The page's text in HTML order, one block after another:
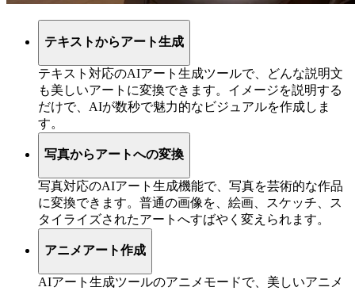
テキストからアート生成
テキスト対応のAIアート生成ツールで、どんな説明文
も美しいアートに変換できます。イメージを説明する
だけで、AIが数秒で魅力的なビジュアルを作成しま
す。
写真からアートへの変換
写真対応のAIアート生成機能で、写真を芸術的な作品
に変換できます。普通の画像を、絵画、スケッチ、ス
タイライズされたアートへすばやく変えられます。
アニメアート作成
AIアート生成ツールのアニメモードで、美しいアニメ